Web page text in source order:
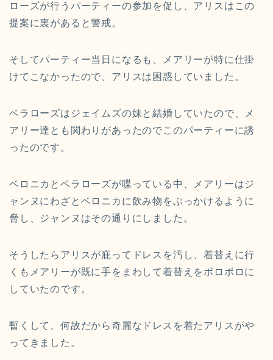
ローズが行うパーティーの参加を促し、アリスはこの
提案に裏があると警戒。
そしてパーティー当日になるも、メアリーが特に仕掛
けてこなかったので、アリスは困惑していました。
ベラローズはジェイムズの妹と結婚していたので、メ
アリー達とも関わりがあったのでこのパーティーに誘
ったのです。
ベロニカとベラローズが喋っている中、メアリーはジ
ャンヌにわざとベロニカに飲み物をぶっかけるように
脅し、ジャンヌはその通りにしました。
そうしたらアリスが庇ってドレスを汚し、着替えに行
くもメアリーが既に手をまわして着替えをボロボロに
していたのです。
暫くして、何故だから奇麗なドレスを着たアリスがや
ってきました。